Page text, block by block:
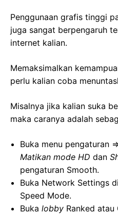
Penggunaan grafis tinggi
juga sangat berpengaruh
internet kalian.
Memaksimalkan
perlu kalian coba
Misalnya jika kalian suka
maka caranya adalah
Buka menu pengaturan
Matikan mode HD dan
pengaturan Smooth.
Buka Network Settings
Speed Mode.
Bukalobby Ranked atau